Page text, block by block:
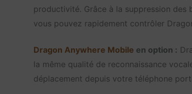
productivité. Grâce à la suppression des
vous pouvez rapidement contrôler
Dragon Anywhere Mobile en option :
la même qualité de reconnaissance
déplacement depuis votre téléphone